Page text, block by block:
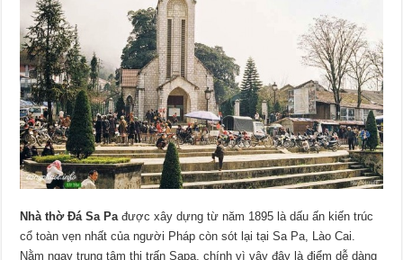
Nhà thờ Đá Sa Pa được xây dựng từ năm 1895 là dấu ấn kiến trúc
cổ toàn vẹn nhất của người Pháp còn sót lại tại Sa Pa, Lào Cai.
Nằm ngay trung tâm thị trấn Sapa, chính vì vậy đây là điểm dễ dàng